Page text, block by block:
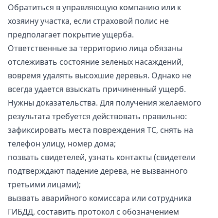
Обратиться в управляющую компанию или к
хозяину участка, если страховой полис не
предполагает покрытие ущерба.
Ответственные за территорию лица обязаны
отслеживать состояние зеленых насаждений,
вовремя удалять высохшие деревья. Однако не
всегда удается взыскать причиненный ущерб.
Нужны доказательства. Для получения желаемого
результата требуется действовать правильно:
зафиксировать места повреждения ТС, снять на
телефон улицу, номер дома;
позвать свидетелей, узнать контакты (свидетели
подтверждают падение дерева, не вызванного
третьими лицами);
вызвать аварийного комиссара или сотрудника
ГИБДД, составить протокол с обозначением